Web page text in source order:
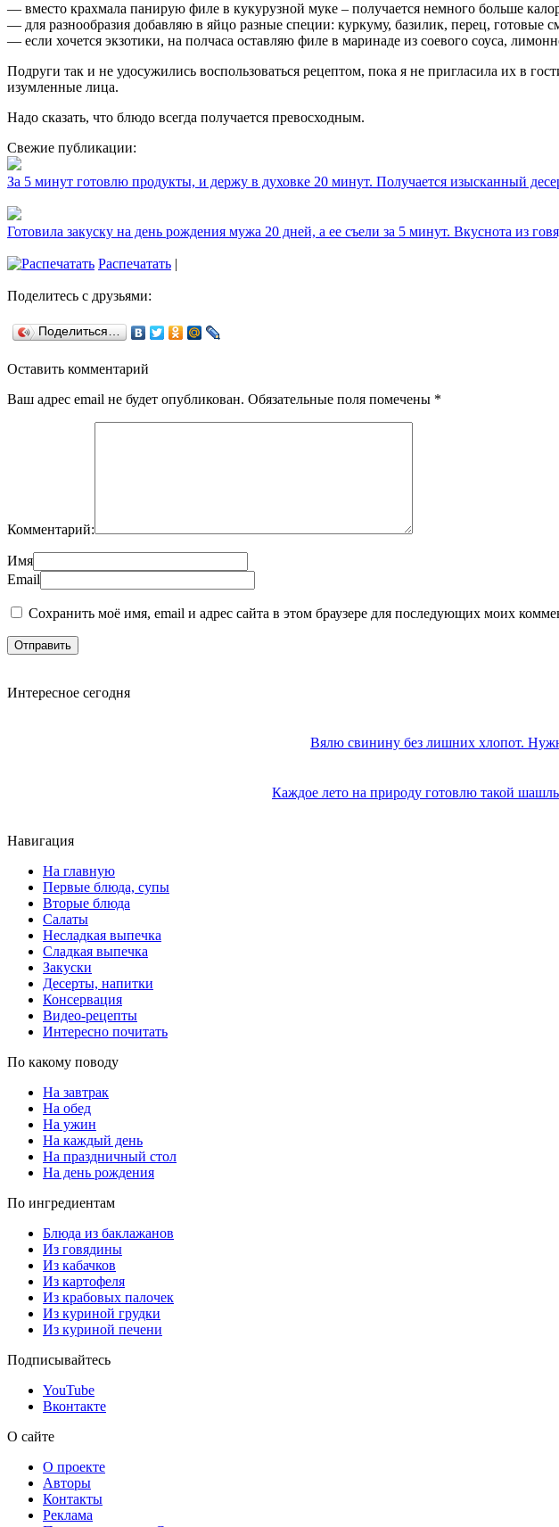
— вместо крахмала панирую филе в кукурузной муке – получается немного больше
— для разнообразия добавляю в яйцо разные специи: куркуму, базилик, перец, готовые
— если хочется экзотики, на полчаса оставляю филе в маринаде из соевого соуса,
Подруги так и не удосужились воспользоваться рецептом, пока я не пригласила их в
изумленные лица.
Надо сказать, что блюдо всегда получается превосходным.
Свежие публикации:
За 5 минут готовлю продукты, и держу в духовке 20 минут. Получается изысканный
Готовила закуску на день рождения мужа 20 дней, а ее съели за 5 минут. Вкуснота из
Распечатать |
Поделитесь с друзьями:
Поделиться…
Оставить комментарий
Ваш адрес email не будет опубликован. Обязательные поля помечены *
Комментарий:
Имя
Email
Сохранить моё имя, email и адрес сайта в этом браузере для последующих моих
Интересное сегодня
Вялю свинину без лишних хлопот.
Каждое лето на природу готовлю такой
Навигация
На главную
Первые блюда, супы
Вторые блюда
Салаты
Несладкая выпечка
Сладкая выпечка
Закуски
Десерты, напитки
Консервация
Видео-рецепты
Интересно почитать
По какому поводу
На завтрак
На обед
На ужин
На каждый день
На праздничный стол
На день рождения
По ингредиентам
Блюда из баклажанов
Из говядины
Из кабачков
Из картофеля
Из крабовых палочек
Из куриной грудки
Из куриной печени
Подписывайтесь
YouTube
Вконтакте
О сайте
О проекте
Авторы
Контакты
Реклама